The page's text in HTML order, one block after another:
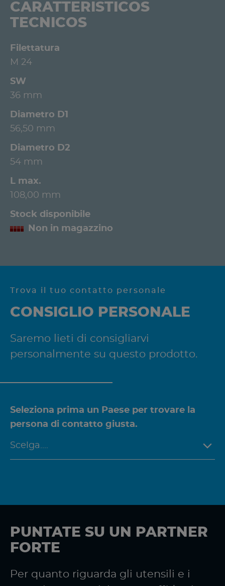
CARATTERISTICOS
TECNICOS
Filettatura
M 24
SW
36 mm
Diametro D1
56,50 mm
Diametro D2
54 mm
L max.
108,00 mm
Stock disponibile
Non in magazzino
Trova il tuo contatto personale
CONSIGLIO PERSONALE
Saremo lieti di consigliarvi
personalmente su questo prodotto.
Seleziona prima un Paese per trovare la
persona di contatto giusta.
PUNTATE SU UN PARTNER
FORTE
Per quanto riguarda gli utensili e i